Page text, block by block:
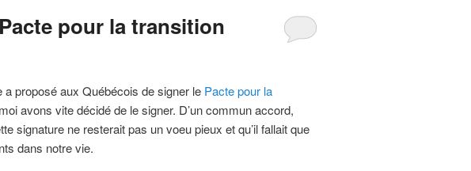
pour la transition
proposé aux Québécois de signer le Pacte pour la
avons vite décidé de le signer. D’un commun accord,
signature ne resterait pas un voeu pieux et qu’il fallait que
dans notre vie.